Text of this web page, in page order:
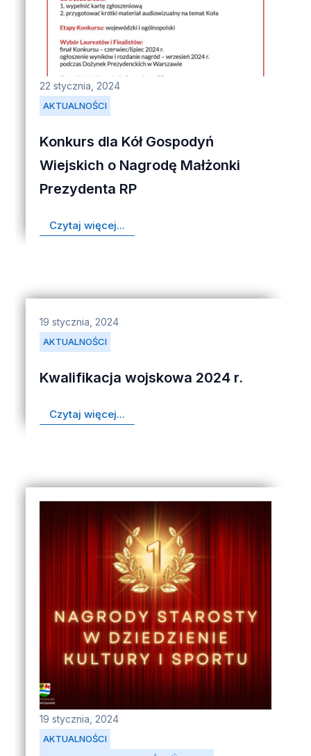
AKTUALNOŚCI
22 stycznia, 2024
Konkurs dla Kół Gospodyń
Wiejskich o Nagrodę Małżonki
Prezydenta RP
Czytaj więcej...
AKTUALNOŚCI
19 stycznia, 2024
Kwalifikacja wojskowa 2024 r.
Czytaj więcej...
AKTUALNOŚCI
19 stycznia, 2024